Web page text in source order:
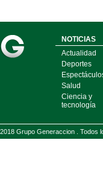
NOTICIAS
Actualidad
Deportes
Salud
Ciencia y
tecnología
2018 Grupo Generaccion .